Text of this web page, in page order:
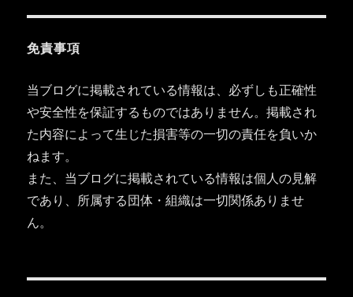
免責事項
当ブログに掲載されている情報は、必ずしも正確性
や安全性を保証するものではありません。掲載され
た内容によって生じた損害等の一切の責任を負いか
ねます。
また、当ブログに掲載されている情報は個人の見解
であり、所属する団体・組織は一切関係ありませ
ん。